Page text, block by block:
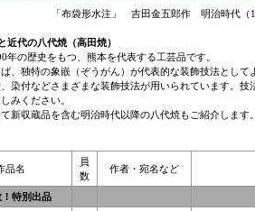
「布袋形水注」 吉田金五郎作 明治時代（
近代の八代焼（高田焼）
の歴史をもつ、熊本を代表する工芸品です。
、独特の象嵌（ぞうがん）が代表的な装飾技法として
染付などさまざまな装飾技法が用いられています。
みください。
新収蔵品を含む明治時代以降の八代焼もご紹介します。
品名
員
数
作者・宛名など
特別出品